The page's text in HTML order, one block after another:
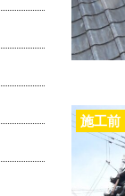
施工前